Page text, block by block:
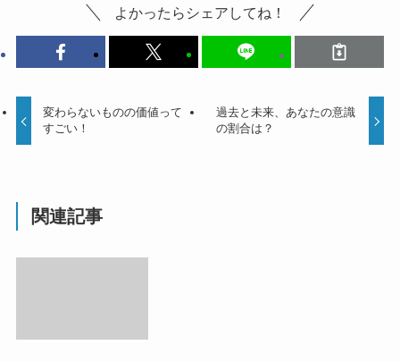
よかったらシェアしてね！
変わらないものの価値って
すごい！
過去と未来、あなたの意識
の割合は？
関連記事